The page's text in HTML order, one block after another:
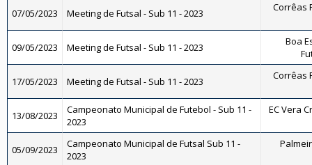
07/05/2023 Meeting de Futsal - Sub 11 - 2023 Corrêas
09/05/2023 Meeting de Futsal - Sub 11 - 2023
Boa
17/05/2023 Meeting de Futsal - Sub 11 - 2023 Corrêas
13/08/2023
Campeonato Municipal de Futebol - Sub 11 -
2023
EC Vera
05/09/2023
Campeonato Municipal de Futsal Sub 11 -
2023